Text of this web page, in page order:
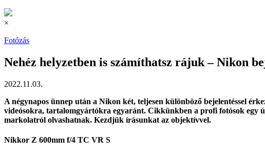
×
Fotózás
Nehéz helyzetben is számíthatsz rájuk – Nikon
2022.11.03.
A négynapos ünnep után a Nikon két, teljesen különböző bejelentéssel
videósokra, tartalomgyártókra egyaránt. Cikkünkben a profi fotósok egy
markolatról olvashatnak. Kezdjük írásunkat az objektívvel.
Nikkor Z 600mm f/4 TC VR S